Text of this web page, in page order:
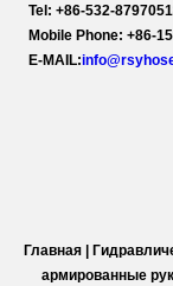
Tel: +86-532-
Mobile Phone: +86-
E-MAIL:
Главная|
армированные